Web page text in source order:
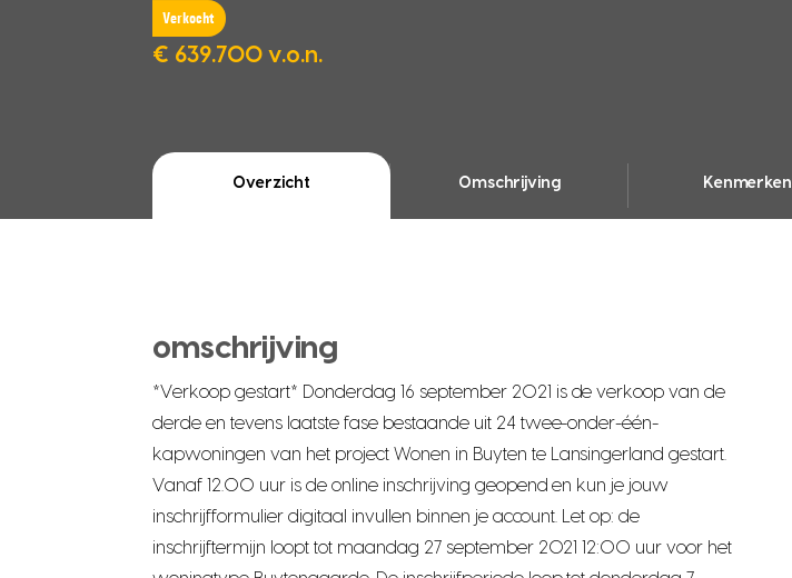
Verkocht
€ 639.700 v.o.n.
Overzicht Omschrijving Kenmerken
omschrijving
*Verkoop gestart* Donderdag 16 september 2021 is de verkoop van de
derde en tevens laatste fase bestaande uit 24 twee-onder-één-
kapwoningen van het project Wonen in Buyten te Lansingerland gestart.
Vanaf 12.00 uur is de online inschrijving geopend en kun je jouw
inschrijfformulier digitaal invullen binnen je account. Let op: de
inschrijftermijn loopt tot maandag 27 september 2021 12:00 uur voor het